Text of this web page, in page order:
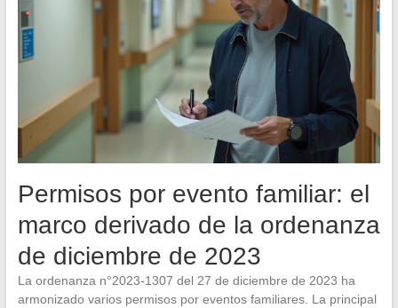
Permisos por evento familiar: el
marco derivado de la ordenanza
de diciembre de 2023
La ordenanza n°2023-1307 del 27 de diciembre de 2023 ha
armonizado varios permisos por eventos familiares. La principal